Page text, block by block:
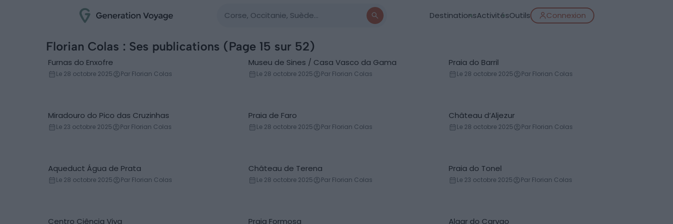
DestinationsActivitésOutils Connexion
Florian Colas : Ses publications (Page 15 sur 52)
Geyser & source chaude
Furnas do Enxofre
Le 28 octobre 2025 Par Florian Colas Musées
Museu de Sines / Casa Vasco da Gama
Le 28 octobre 2025 Par Florian Colas Plage
Praia do Barril
Le 28 octobre 2025 Par Florian Colas
Belvédère
Miradouro do Pico das Cruzinhas
Le 23 octobre 2025 Par Florian Colas Plage
Praia de Faro
Le 28 octobre 2025 Par Florian Colas Château
Château d’Aljezur
Le 28 octobre 2025 Par Florian Colas
Pont
Aqueduct Água de Prata
Le 28 octobre 2025 Par Florian Colas Château
Château de Terena
Le 28 octobre 2025 Par Florian Colas Plage
Praia do Tonel
Le 23 octobre 2025 Par Florian Colas
Centro Ciência Viva Praia Formosa Algar do Carvao